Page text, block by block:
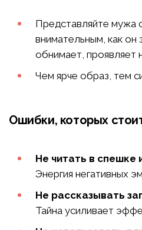
Представляйте мужа
внимательным, как он
обнимает, проявляет
Чем ярче образ, тем
Ошибки, которых
Не читать в спешке
Энергия негативных
Не рассказывать
Тайна усиливает